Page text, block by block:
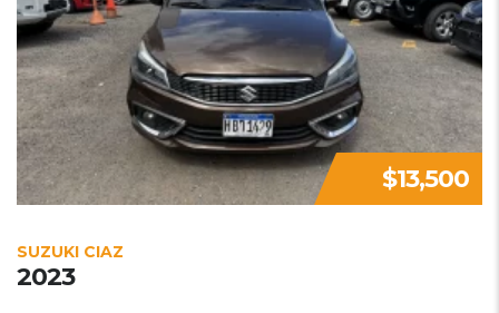
$13,500
SUZUKI CIAZ
2023